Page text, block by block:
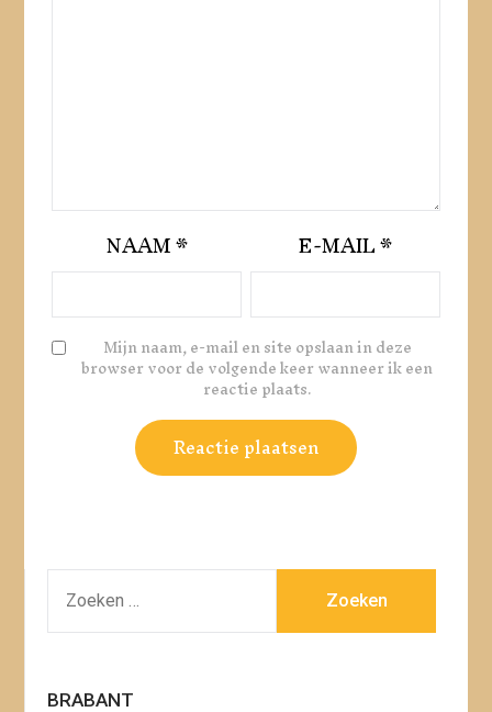
NAAM* E-MAIL*
Mijn naam, e-mail en site opslaan in deze
browser voor de volgende keer wanneer ik een
reactie plaats.
NAAR:
BRABANT